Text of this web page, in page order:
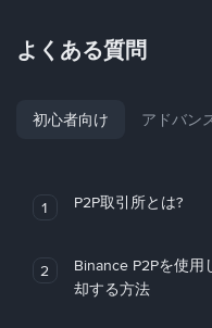
よくある質問
初心者向け アドバン
1 P2P取引所とは?
2
Binance P2Pを使
却する方法